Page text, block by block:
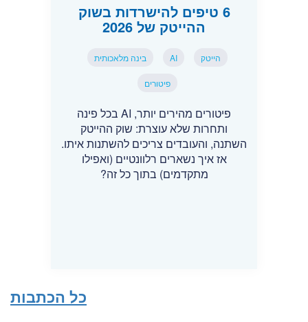
6 טיפים להישרדות בשוק
ההייטק של 2026
הייטק AI בינה מלאכותית
פיטורים
פיטורים מהירים יותר, AI בכל פינה
ותחרות שלא עוצרת: שוק ההייטק
השתנה, והעובדים צריכים להשתנות איתו.
אז איך נשארים רלוונטיים (ואפילו
מתקדמים) בתוך כל זה?
כל הכתבות